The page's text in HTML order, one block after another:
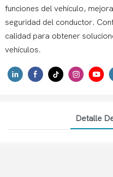
funciones del vehículo,
seguridad del conductor.
calidad para obtener
vehículos.
Detalle